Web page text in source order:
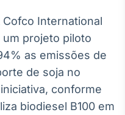
setor de
elétrica
International
projeto piloto
as emissões de
de soja no
conforme
biodiesel B100 em